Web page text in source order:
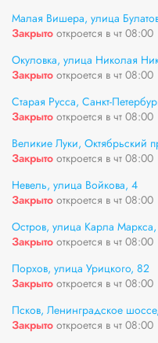
Малая Вишера, улица
Закрыто откроется в чт 08:00
Окуловка, улица Николая
Закрыто откроется в чт 08:00
Старая Русса, Санкт-
Закрыто откроется в чт 08:00
Великие Луки, Октябрьский
Закрыто откроется в чт 08:00
Невель, улица Войкова, 4
Закрыто откроется в чт 08:00
Остров, улица Карла
Закрыто откроется в чт 08:00
Порхов, улица Урицкого, 82
Закрыто откроется в чт 08:00
Псков, Ленинградское
Закрыто откроется в чт 08:00